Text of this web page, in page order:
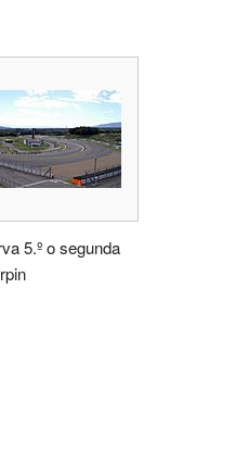
5.º o segunda